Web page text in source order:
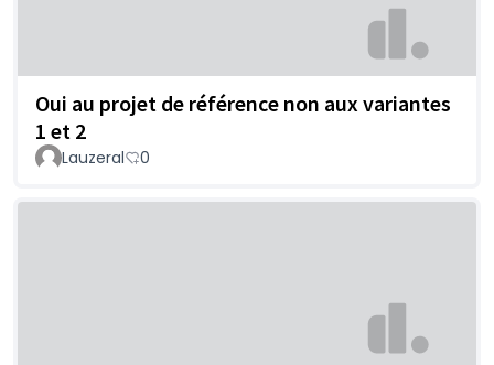
Oui au projet de référence non aux variantes
1 et 2
Lauzeral 0